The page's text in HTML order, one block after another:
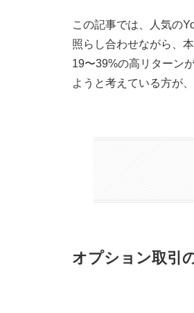
この記事では、人気の
照らし合わせながら、
19〜39%の高リターン
ようと考えている方が
オプション取引